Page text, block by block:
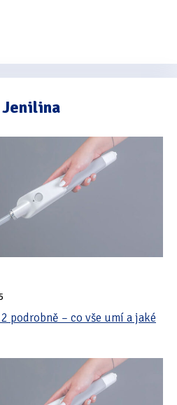
Jenilina
podrobně – co vše umí a jaké